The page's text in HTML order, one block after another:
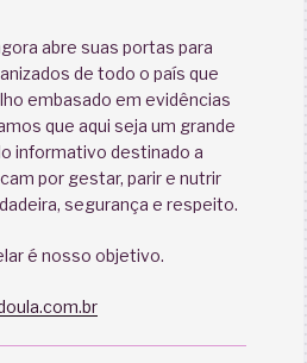
abre suas portas para
de todo o país que
embasado em evidências
que aqui seja um grande
informativo destinado a
por gestar, parir e nutrir
segurança e respeito.
é nosso objetivo.